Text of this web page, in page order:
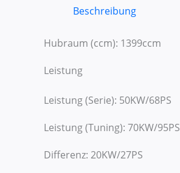
Beschreibung
Hubraum (ccm): 1399ccm
Leistung
Leistung (Serie): 50KW/68PS
Leistung (Tuning): 70KW/95PS
Differenz: 20KW/27PS